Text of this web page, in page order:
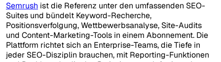
Semrush ist die Referenz unter den umfassenden SEO-
Suites und bündelt Keyword-Recherche,
Positionsverfolgung, Wettbewerbsanalyse, Site-Audits
und Content-Marketing-Tools in einem Abonnement. Die
Plattform richtet sich an Enterprise-Teams, die Tiefe in
jeder SEO-Disziplin brauchen, mit Reporting-Funktionen